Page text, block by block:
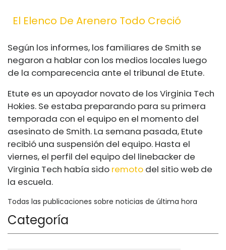
El Elenco De Arenero Todo Creció
Según los informes, los familiares de Smith se
negaron a hablar con los medios locales luego
de la comparecencia ante el tribunal de Etute.
Etute es un apoyador novato de los Virginia Tech
Hokies. Se estaba preparando para su primera
temporada con el equipo en el momento del
asesinato de Smith. La semana pasada, Etute
recibió una suspensión del equipo. Hasta el
viernes, el perfil del equipo del linebacker de
Virginia Tech había sido remoto del sitio web de
la escuela.
Todas las publicaciones sobre noticias de última hora
Categoría